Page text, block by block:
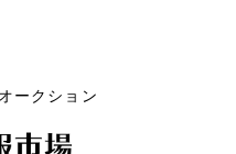
ークション